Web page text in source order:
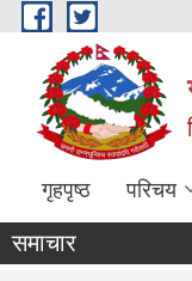
Skip to main content
गृहपृष्ठ परिचय
समाचार